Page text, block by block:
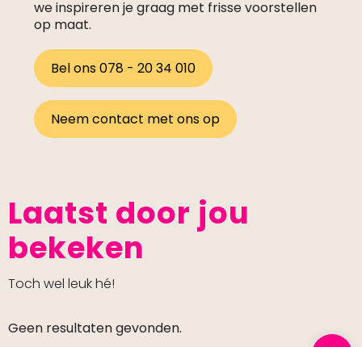
we inspireren je graag met frisse voorstellen
op maat.
Bel ons 078 - 20 34 010
Neem contact met ons op
Laatst door jou
bekeken
Toch wel leuk hé!
Geen resultaten gevonden.